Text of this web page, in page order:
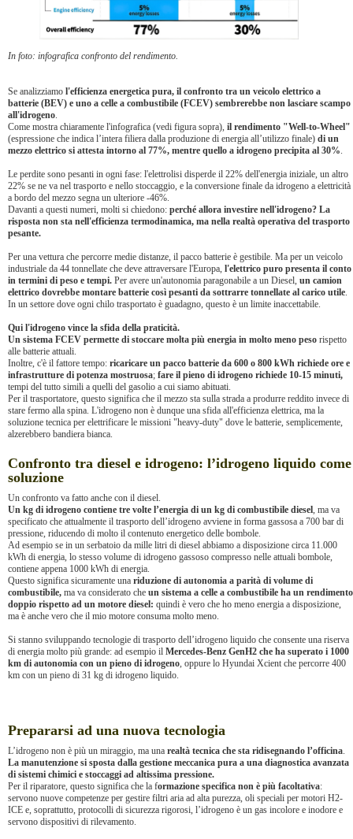
In foto: infografica confronto del rendimento.
Se analizziamo l'efficienza energetica pura, il confronto tra un veicolo elettrico a
batterie (BEV) e uno a celle a combustibile (FCEV) sembrerebbe non lasciare scampo
all'idrogeno.
Come mostra chiaramente l'infografica (vedi figura sopra), il rendimento "Well-to-Wheel"
(espressione che indica l’intera filiera dalla produzione di energia all’utilizzo finale) di un
mezzo elettrico si attesta intorno al 77%, mentre quello a idrogeno precipita al 30%.
Le perdite sono pesanti in ogni fase: l'elettrolisi disperde il 22% dell'energia iniziale, un altro
22% se ne va nel trasporto e nello stoccaggio, e la conversione finale da idrogeno a elettricità
a bordo del mezzo segna un ulteriore -46%.
Davanti a questi numeri, molti si chiedono: perché allora investire nell'idrogeno? La
risposta non sta nell'efficienza termodinamica, ma nella realtà operativa del trasporto
pesante.
Per una vettura che percorre medie distanze, il pacco batterie è gestibile. Ma per un veicolo
industriale da 44 tonnellate che deve attraversare l'Europa, l'elettrico puro presenta il conto
in termini di peso e tempi. Per avere un'autonomia paragonabile a un Diesel, un camion
elettrico dovrebbe montare batterie così pesanti da sottrarre tonnellate al carico utile.
In un settore dove ogni chilo trasportato è guadagno, questo è un limite inaccettabile.
Qui l'idrogeno vince la sfida della praticità.
Un sistema FCEV permette di stoccare molta più energia in molto meno peso rispetto
alle batterie attuali.
Inoltre, c'è il fattore tempo: ricaricare un pacco batterie da 600 o 800 kWh richiede ore e
infrastrutture di potenza mostruosa; fare il pieno di idrogeno richiede 10-15 minuti,
tempi del tutto simili a quelli del gasolio a cui siamo abituati.
Per il trasportatore, questo significa che il mezzo sta sulla strada a produrre reddito invece di
stare fermo alla spina. L'idrogeno non è dunque una sfida all'efficienza elettrica, ma la
soluzione tecnica per elettrificare le missioni "heavy-duty" dove le batterie, semplicemente,
alzerebbero bandiera bianca.
Confronto tra diesel e idrogeno: l’idrogeno liquido come
soluzione
Un confronto va fatto anche con il diesel.
Un kg di idrogeno contiene tre volte l’energia di un kg di combustibile diesel, ma va
specificato che attualmente il trasporto dell’idrogeno avviene in forma gassosa a 700 bar di
pressione, riducendo di molto il contenuto energetico delle bombole.
Ad esempio se in un serbatoio da mille litri di diesel abbiamo a disposizione circa 11.000
kWh di energia, lo stesso volume di idrogeno gassoso compresso nelle attuali bombole,
contiene appena 1000 kWh di energia.
Questo significa sicuramente una riduzione di autonomia a parità di volume di
combustibile, ma va considerato che un sistema a celle a combustibile ha un rendimento
doppio rispetto ad un motore diesel: quindi è vero che ho meno energia a disposizione,
ma è anche vero che il mio motore consuma molto meno.
Si stanno sviluppando tecnologie di trasporto dell’idrogeno liquido che consente una riserva
di energia molto più grande: ad esempio il Mercedes-Benz GenH2 che ha superato i 1000
km di autonomia con un pieno di idrogeno, oppure lo Hyundai Xcient che percorre 400
km con un pieno di 31 kg di idrogeno liquido.
Prepararsi ad una nuova tecnologia
L’idrogeno non è più un miraggio, ma una realtà tecnica che sta ridisegnando l’officina.
La manutenzione si sposta dalla gestione meccanica pura a una diagnostica avanzata
di sistemi chimici e stoccaggi ad altissima pressione.
Per il riparatore, questo significa che la formazione specifica non è più facoltativa:
servono nuove competenze per gestire filtri aria ad alta purezza, oli speciali per motori H2-
ICE e, soprattutto, protocolli di sicurezza rigorosi, l’idrogeno è un gas incolore e inodore e
servono dispositivi di rilevamento.